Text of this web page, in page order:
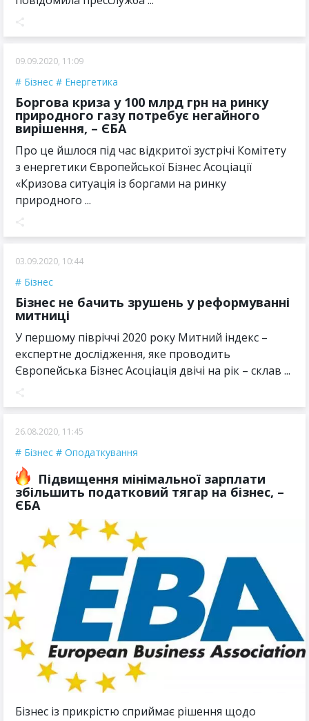
09.09.2020, 11:09
Бізнес Енергетика
Боргова криза у 100 млрд грн на ринку
природного газу потребує негайного
вирішення, – ЄБА
Про це йшлося під час відкритої зустрічі Комітету
з енергетики Європейської Бізнес Асоціації
«Кризова ситуація із боргами на ринку
природного ...
03.09.2020, 10:44
Бізнес
Бізнес не бачить зрушень у реформуванні
митниці
У першому півріччі 2020 року Митний індекс –
експертне дослідження, яке проводить
Європейська Бізнес Асоціація двічі на рік – склав ...
26.08.2020, 11:45
Бізнес Оподаткування
Підвищення мінімальної зарплати
збільшить податковий тягар на бізнес, –
ЄБА
Бізнес із прикрістю сприймає рішення щодо